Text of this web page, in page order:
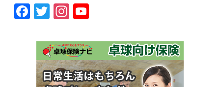
Facebook
TwitterInstagram